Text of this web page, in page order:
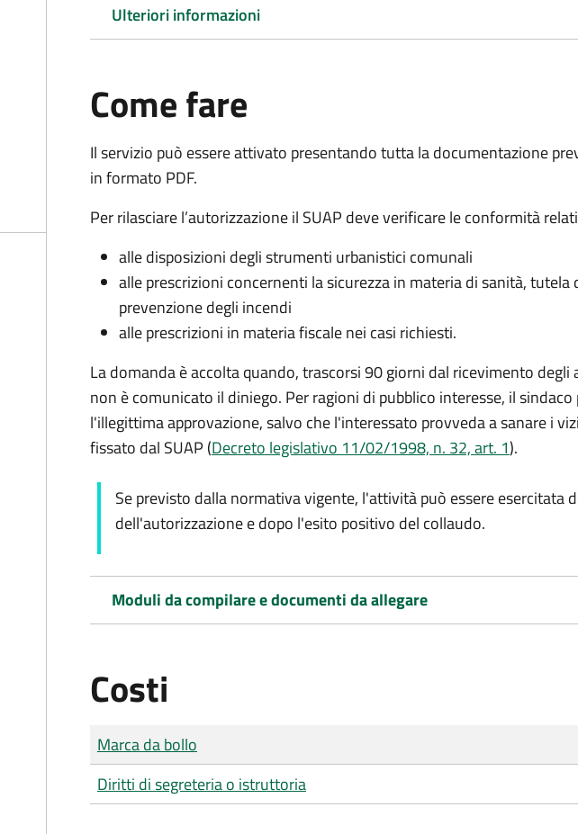
Ulteriori informazioni
Come fare
Il servizio può essere attivato presentando tutta la documentazione
in formato PDF.
Per rilasciare l’autorizzazione il SUAP deve verificare le conformità
alle disposizioni degli strumenti urbanistici comunali
alle prescrizioni concernenti la sicurezza in materia di sanità, tutela
prevenzione degli incendi
alle prescrizioni in materia fiscale nei casi richiesti.
La domanda è accolta quando, trascorsi 90 giorni dal ricevimento degli
non è comunicato il diniego. Per ragioni di pubblico interesse, il
l'illegittima approvazione, salvo che l'interessato provveda a sanare i
fissato dal SUAP (Decreto legislativo 11/02/1998, n. 32, art. 1).
Se previsto dalla normativa vigente, l'attività può essere esercitata
dell'autorizzazione e dopo l'esito positivo del collaudo.
Moduli da compilare e documenti da allegare
Costi
Tipo di pagamento
Importo
Marca da bollo
Diritti di segreteria o istruttoria